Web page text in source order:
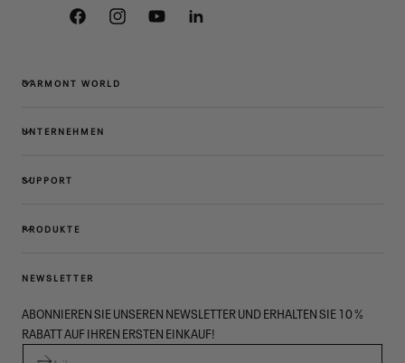
FacebookInstagramYouTubeLinkedin
GARMONT WORLD
UNTERNEHMEN
SUPPORT
PRODUKTE
NEWSLETTER
ABONNIEREN SIE UNSEREN NEWSLETTER UND ERHALTEN SIE 10 %
RABATT AUF IHREN ERSTEN EINKAUF!